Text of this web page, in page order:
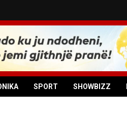
SPORT SHOWBIZZ